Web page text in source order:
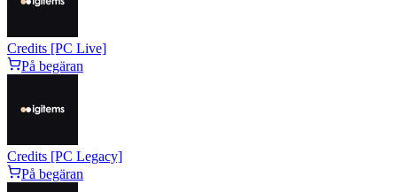
Credits [PC Live]
På begäran
Credits [PC Legacy]
På begäran